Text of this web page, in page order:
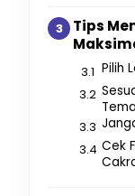
Tips
Pilih
Cek